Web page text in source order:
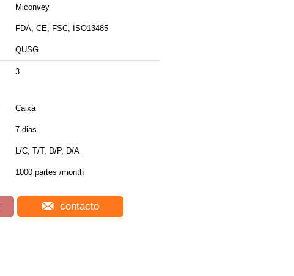
Miconvey
FDA, CE, FSC, ISO13485
QUSG
3
Caixa
7 dias
L/C, T/T, D/P, D/A
1000 partes /month
contacto